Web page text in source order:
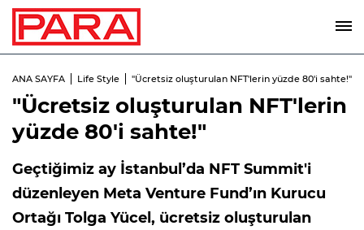
ANA SAYFA Life Style "Ücretsiz oluşturulan NFT'lerin yüzde 80'i sahte!"
"Ücretsiz oluşturulan NFT'lerin
yüzde 80'i sahte!"
Geçtiğimiz ay İstanbul’da NFT Summit'i
düzenleyen Meta Venture Fund’ın Kurucu
Ortağı Tolga Yücel, ücretsiz oluşturulan